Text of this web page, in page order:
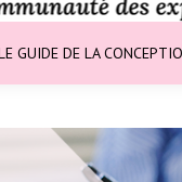
GUIDE DE LA